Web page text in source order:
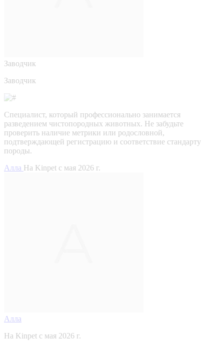
Заводчик
Заводчик
Специалист, который профессионально занимается
разведением чистопородных животных. Не забудьте
проверить наличие метрики или родословной,
подтверждающей регистрацию и соответствие стандарту
породы.
Алла На Kinpet c мая 2026 г.
Алла
На Kinpet c мая 2026 г.